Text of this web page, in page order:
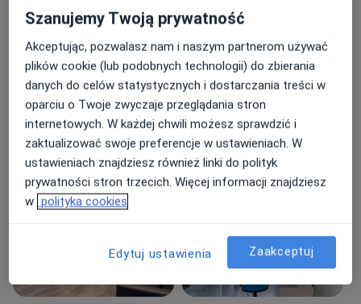
Zaburzenia lękowe
Choroba afektywna dwubiegunowa
Zespół stresu pourazowego
Bezsenność +69
Rodzaje konsultacji
StacjonarneZobacz lokalizacje (3)
Konsultacje onlineZobacz kalendarz online
Zdjęcia i filmy
Szanujemy Twoją prywatność
Akceptując, pozwalasz nam i naszym partnerom używać
plików cookie (lub podobnych technologii) do zbierania
danych do celów statystycznych i dostarczania treści w
oparciu o Twoje zwyczaje przeglądania stron
internetowych. W każdej chwili możesz sprawdzić i
zaktualizować swoje preferencje w ustawieniach. W
ustawieniach znajdziesz również linki do polityk
prywatności stron trzecich. Więcej informacji znajdziesz
w polityka cookies
Edytuj ustawienia Zaakceptuj